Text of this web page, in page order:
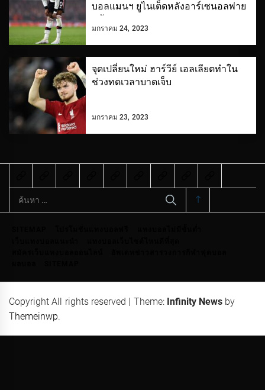
บอลแมนฯ ยูไนเต็ดหลังอาร์เซนอลพ่าย
มกราคม 24, 2023
จุดเปลี่ยนใหม่ ฮาร์วีย์ เอลเลียตทำใน
ช่วงทดเวลาบาดเจ็บ
มกราคม 23, 2023
ค้นหา
สำหรับ:
Copyright All rights reserved Theme: Infinity News by
Themeinwp.